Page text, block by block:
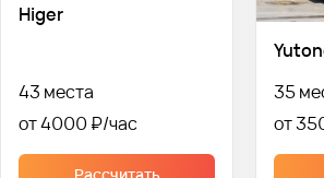
Higer
43 места
от 4000 ₽
35
от